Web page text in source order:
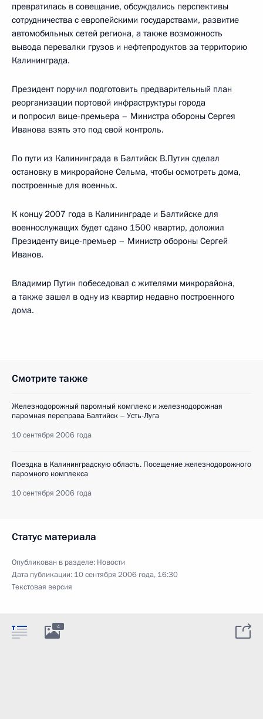
превратилась в совещание, обсуждались перспективы
сотрудничества с европейскими государствами, развитие
автомобильных сетей региона, а также возможность
вывода перевалки грузов и нефтепродуктов за территорию
Калининграда.
Президент поручил подготовить предварительный план
реорганизации портовой инфраструктуры города
и попросил вице-премьера – Министра обороны Сергея
Иванова взять это под свой контроль.
По пути из Калининграда в Балтийск В.Путин сделал
остановку в микрорайоне Сельма, чтобы осмотреть дома,
построенные для военных.
К концу 2007 года в Калининграде и Балтийске для
военнослужащих будет сдано 1500 квартир, доложил
Президенту вице-премьер – Министр обороны Сергей
Иванов.
Владимир Путин побеседовал с жителями микрорайона,
а также зашел в одну из квартир недавно построенного
дома.
Смотрите также
Железнодорожный паромный комплекс и железнодорожная
паромная переправа Балтийск – Усть-Луга
10 сентября 2006 года
Поездка в Калининградскую область. Посещение железнодорожного
паромного комплекса
10 сентября 2006 года
Статус материала
Опубликован в разделе: Новости
Дата публикации: 10 сентября 2006 года, 16:30
Текстовая версия
4